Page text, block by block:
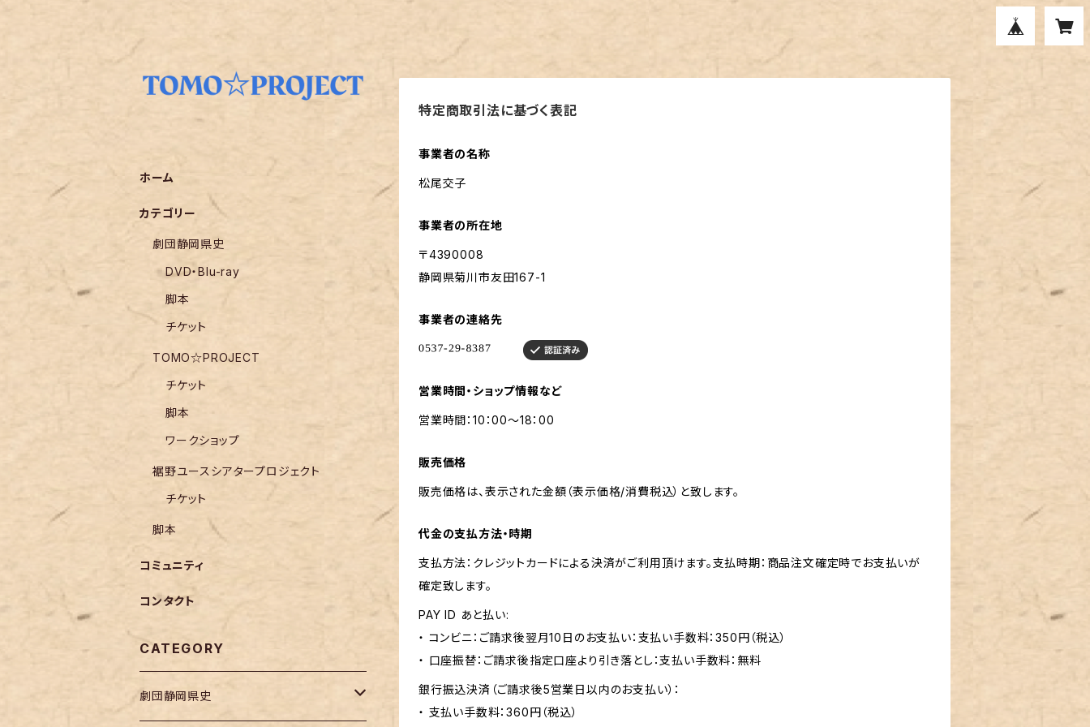
特定商取引法に基づく表記
事業者の名称
松尾交子
事業者の所在地
〒4390008
静岡県菊川市友田167-1
事業者の連絡先
営業時間・ショップ情報など
営業時間：10：00～18：00
販売価格
販売価格は、表示された金額（表示価格/消費税込）と致します。
代金の支払方法・時期
支払方法：クレジットカードによる決済がご利用頂けます。支払時期：商品注文確定時でお支払いが
確定致します。
PAY ID あと払い:
・ コンビニ：ご請求後翌月10日のお支払い：支払い手数料：350円（税込）
・ 口座振替：ご請求後指定口座より引き落とし：支払い手数料：無料
銀行振込決済（ご請求後5営業日以内のお支払い）：
・ 支払い手数料：360円（税込）
ホーム
カテゴリー
劇団静岡県史
DVD・Blu-ray
脚本
チケット
TOMO☆PROJECT
チケット
脚本
ワークショップ
裾野ユースシアタープロジェクト
チケット
脚本
コミュニティ
コンタクト
CATEGORY
劇団静岡県史